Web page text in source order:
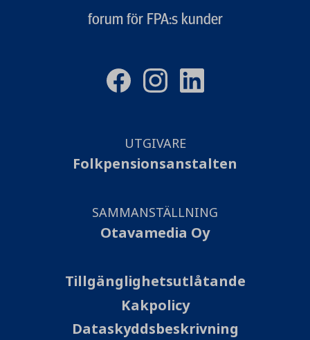
forum för FPA:s kunder
UTGIVARE
Folkpensionsanstalten
SAMMANSTÄLLNING
Otavamedia Oy
Tillgänglighetsutlåtande
Kakpolicy
Dataskyddsbeskrivning